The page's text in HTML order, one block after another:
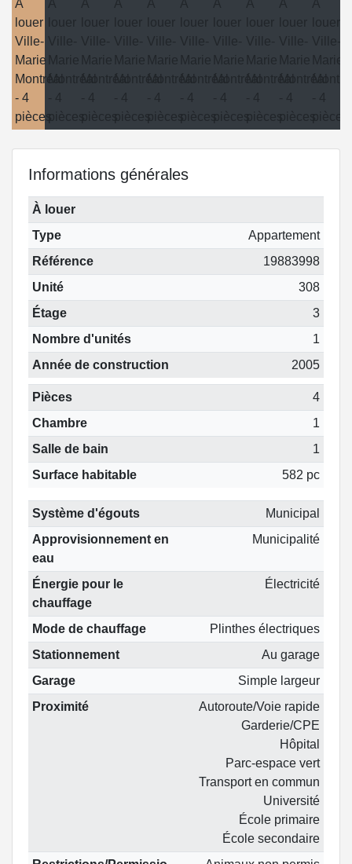
Informations générales
À louer
Type
Appartement
Référence
19883998
Unité
308
Étage
3
Nombre d'unités
1
Année de construction
2005
Pièces
4
Chambre
1
Salle de bain
1
Surface habitable
582 pc
Système d'égouts
Municipal
Approvisionnement en
eau
Municipalité
Énergie pour le
chauffage
Électricité
Mode de chauffage
Plinthes électriques
Stationnement
Au garage
Garage
Simple largeur
Proximité
Autoroute/Voie rapide
Garderie/CPE
Hôpital
Parc-espace vert
Transport en commun
Université
École primaire
École secondaire